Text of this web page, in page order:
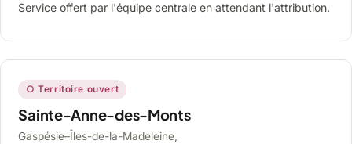
Service offert par l'équipe centrale en attendant l'attribution.
○ Territoire ouvert
Sainte-Anne-des-Monts
Gaspésie–Îles-de-la-Madeleine,